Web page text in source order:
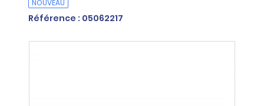
NOUVEAU
Référence : 05062217